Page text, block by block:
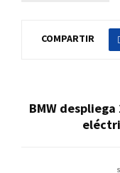
COMPARTIR
BMW